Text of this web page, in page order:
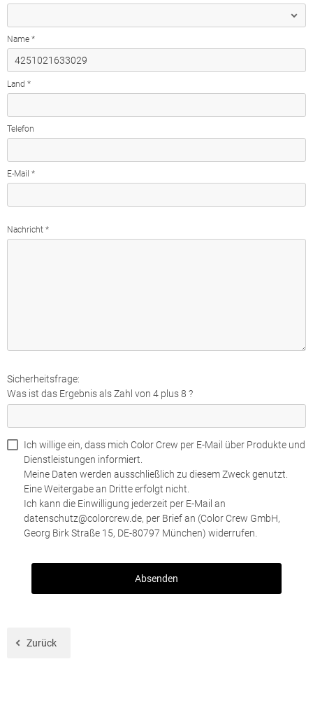
Name *
Land *
Telefon
E-Mail *
Nachricht *
Sicherheitsfrage:
Was ist das Ergebnis als Zahl von 4 plus 8 ?
Ich willige ein, dass mich Color Crew per E-Mail über Produkte und
Dienstleistungen informiert.
Meine Daten werden ausschließlich zu diesem Zweck genutzt.
Eine Weitergabe an Dritte erfolgt nicht.
Ich kann die Einwilligung jederzeit per E-Mail an
datenschutz@colorcrew.de, per Brief an (Color Crew GmbH,
Georg Birk Straße 15, DE-80797 München) widerrufen.
Zurück